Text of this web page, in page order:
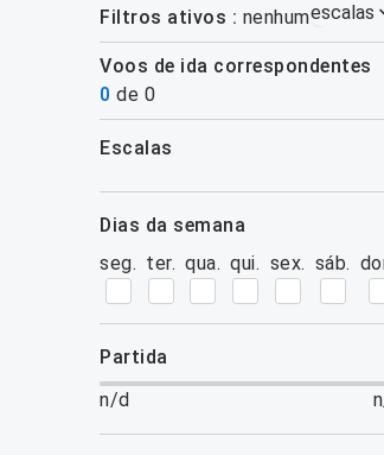
Filtros ativos nenhumescalas
Voos de ida correspondentes
0 de 0
escalas
dias da semana
seg. ter. qua. qui. sex. sáb.
partida
n/d
esta semana (ainda). Utilize o formulário